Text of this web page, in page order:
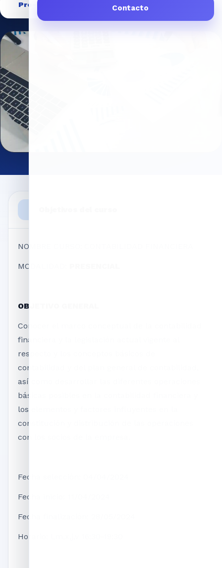
Contacto
Pre-inscribirme Descargar programa
NOMBRE CURSO:
MODALIDAD:
OBJETIVO GENERAL
Conocer el marco conceptual de la contabilidad
financiera y la legislación actual vigente al
respecto y los conceptos básicos de
contabilidad y del plan general de contabilidad,
así como desarrollar las diferentes operaciones
básicas posibles en la contabilidad financiera y
los elementos y factores influyentes en la
constitución y distribución de las operaciones
con los socios de la empresa.
Fecha selección: 04/04/2024
Fecha inicio: 11/04/2024
Fecha finalización: 28/05/2024
Horario: l,m,x,j,v 16:30-19:30